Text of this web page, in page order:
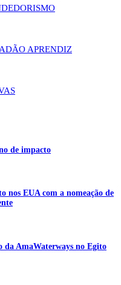
APRENDIZ
de impacto
nos EUA com a nomeação de
da AmaWaterways no Egito